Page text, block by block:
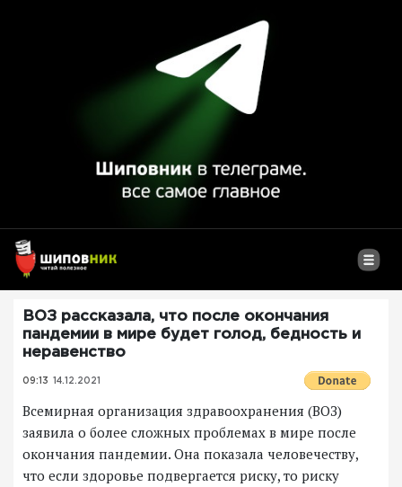
ВОЗ рассказала, что после окончания
пандемии в мире будет голод, бедность и
неравенство
09:13 14.12.2021
Всемирная организация здравоохранения (ВОЗ)
заявила о более сложных проблемах в мире после
окончания пандемии. Она показала человечеству,
что если здоровье подвергается риску, то риску